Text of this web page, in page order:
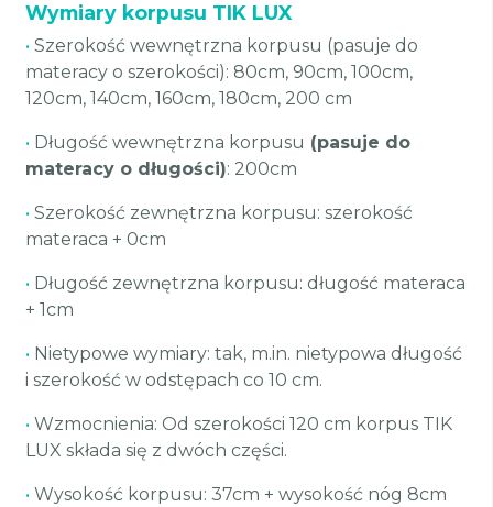
Wymiary korpusu TIK LUX
• Szerokość wewnętrzna korpusu (pasuje do
materacy o szerokości): 80cm, 90cm, 100cm,
120cm, 140cm, 160cm, 180cm, 200 cm
• Długość wewnętrzna korpusu (pasuje do
materacy o długości): 200cm
• Szerokość zewnętrzna korpusu: szerokość
materaca + 0cm
• Długość zewnętrzna korpusu: długość materaca
+ 1cm
• Nietypowe wymiary: tak, m.in. nietypowa długość
i szerokość w odstępach co 10 cm.
• Wzmocnienia: Od szerokości 120 cm korpus TIK
LUX składa się z dwóch części.
• Wysokość korpusu: 37cm + wysokość nóg 8cm